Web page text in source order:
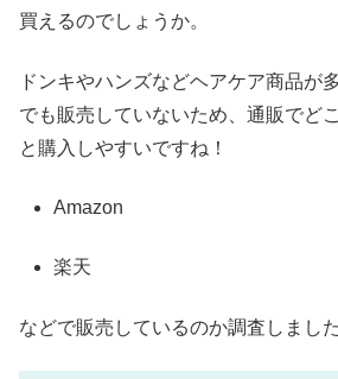
買えるのでしょうか。
ドンキやハンズなどヘアケア商品が
でも販売していないため、通販でど
と購入しやすいですね！
Amazon
楽天
などで販売しているのか調査しました